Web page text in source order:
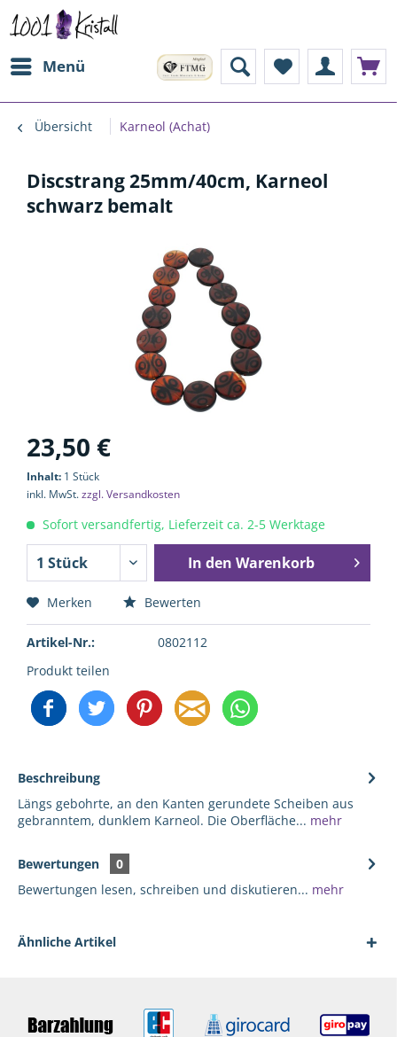
Menü
Übersicht Karneol (Achat)
Discstrang 25mm/40cm, Karneol
schwarz bemalt
23,50 €
Inhalt: 1 Stück
inkl. MwSt.zzgl. Versandkosten
Sofort versandfertig, Lieferzeit ca. 2-5 Werktage
In den Warenkorb
Merken Bewerten
Artikel-Nr.:
0802112
Produkt teilen
Beschreibung
Längs gebohrte, an den Kanten gerundete Scheiben aus
gebranntem, dunklem Karneol. Die Oberfläche... mehr
Bewertungen
0
Bewertungen lesen, schreiben und diskutieren... mehr
Ähnliche Artikel